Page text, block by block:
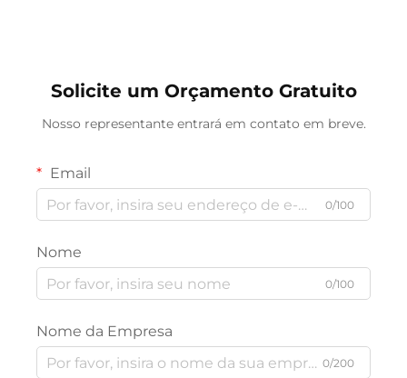
Solicite um Orçamento Gratuito
Nosso representante entrará em contato em breve.
Email
0/100
Nome
0/100
Nome da Empresa
0/200